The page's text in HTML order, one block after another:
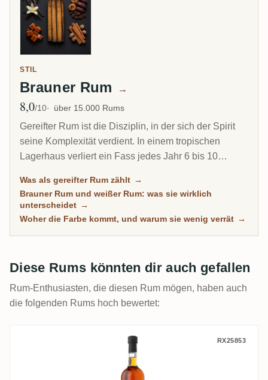
STIL
Brauner Rum →
Ø Bewertung
8,0/10 über 15.000 Rums
Gereifter Rum ist die Disziplin, in der sich der Spirit
seine Komplexität verdient. In einem tropischen
Lagerhaus verliert ein Fass jedes Jahr 6 bis 10
kann ein 8-jähriger Karibik-Rum tiefer schmecken als
ein 20-jähriger Scotch. Diese Übersicht versammelt
jeden Rum auf RumX, der echte Zeit im Holz
Was als gereifter Rum zählt →
Brauner Rum und weißer Rum: was sie wirklich
unterscheidet →
Woher die Farbe kommt, und warum sie wenig verrät →
Diese Rums könnten dir auch gefallen
Rum-Enthusiasten, die diesen Rum mögen, haben auch
die folgenden Rums hoch bewertet:
HoneyBatcher GmbH Dominican Republic
RX25853